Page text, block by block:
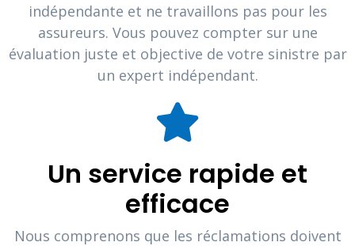
indépendante et ne travaillons pas pour les
assureurs. Vous pouvez compter sur une
évaluation juste et objective de votre sinistre par
un expert indépendant.
Un service rapide et
efficace
Nous comprenons que les réclamations doivent